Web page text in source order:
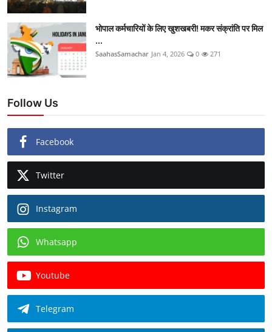
भोपाल कर्मचारियों के लिए खुशखबरी! मकर संक्रांति पर मिल
...
SaahasSamachar Jan 4, 2026 0 271
Follow Us
Facebook
Twitter
Instagram
Whatsapp
Youtube
Telegram